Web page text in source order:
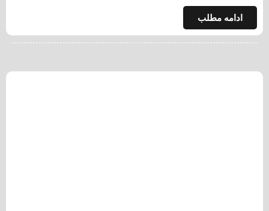
ادامه مطلب